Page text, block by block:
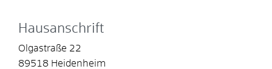
Hausanschrift
Olgastraße 22
89518 Heidenheim